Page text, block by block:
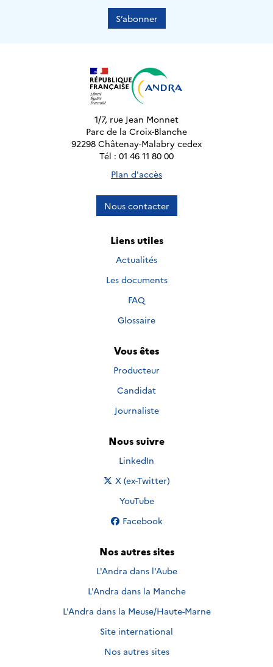
S’abonner
1/7, rue Jean Monnet
Parc de la Croix-Blanche
92298 Châtenay-Malabry cedex
Tél : 01 46 11 80 00
Plan d'accès
Nous contacter
Liens utiles
Actualités
Les documents
FAQ
Glossaire
Vous êtes
Producteur
Candidat
Journaliste
Nous suivre
Nous suivre sur
LinkedIn
Nous suivre sur
X (ex-Twitter)
Nous suivre sur
YouTube
Nous suivre sur
Facebook
Nos autres sites
L'Andra dans l'Aube
L'Andra dans la Manche
L'Andra dans la Meuse/Haute-Marne
Site international
Nos autres sites